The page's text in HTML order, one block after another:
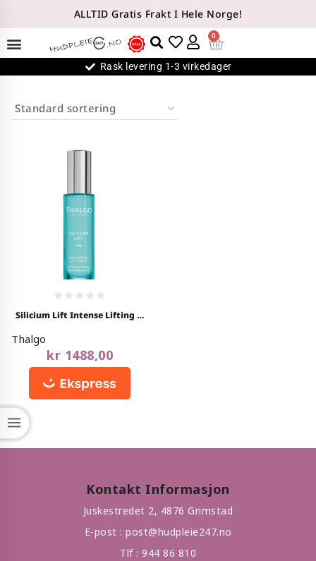
ALLTID Gratis Frakt I Hele Norge!
0
Rask levering 1-3 virkedager
0
Silicium Lift Intense Lifting &
Thalgo
kr 1488,00
Kontakt Informasjon
Juskestredet 2, 4876 Grimstad
E-post : post@hudpleie247.no
Tlf : 944 86 810